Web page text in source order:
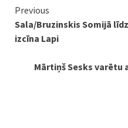
Continue
Reading
Previous
Sala/Bruzinskis Somijā
izcīna Lapi
Mārtiņš Sesks varētu